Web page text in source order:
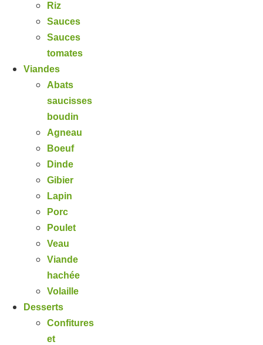
Riz
Sauces
Sauces
tomates
Viandes
Abats
saucisses
boudin
Agneau
Boeuf
Dinde
Gibier
Lapin
Porc
Poulet
Veau
Viande
hachée
Volaille
Desserts
Confitures
et